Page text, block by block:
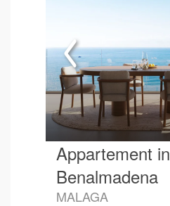
Appartement in
Benalmadena
MALAGA